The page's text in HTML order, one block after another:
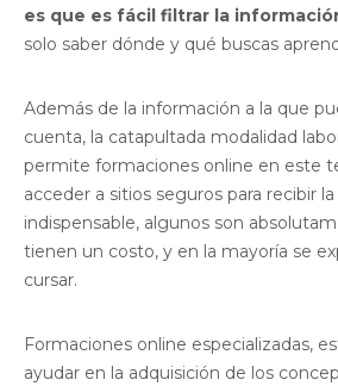
es que es fácil filtrar la
solo saber dónde y qué buscas
Además de la información a la que
cuenta, la catapultada modalidad
permite formaciones online en este
acceder a sitios seguros para recibir
indispensable, algunos son
tienen un costo, y en la mayoría se
cursar.
Formaciones online especializadas,
ayudar en la adquisición de los